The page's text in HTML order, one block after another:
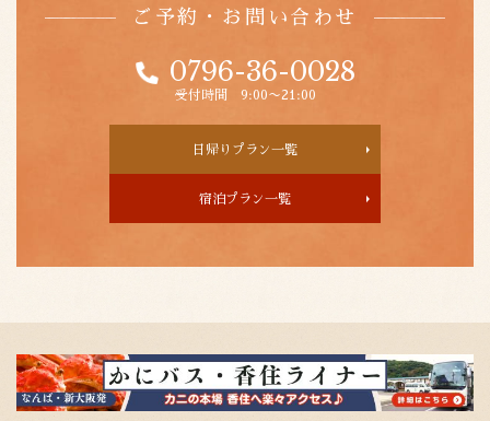
ご予約・お問い合わせ
0796-36-0028
受付時間 9:00〜21:00
日帰りプラン一覧
宿泊プラン一覧